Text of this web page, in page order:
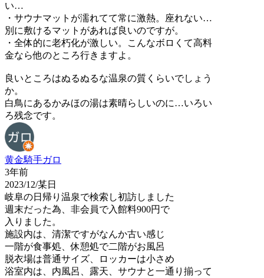
い…
・サウナマットが濡れてて常に激熱。座れない…
別に敷けるマットがあれば良いのですが。
・全体的に老朽化が激しい。こんなボロくて高料
金なら他のところ行きますよ。
良いところはぬるぬるな温泉の質くらいでしょう
か。
白鳥にあるかみほの湯は素晴らしいのに…いろい
ろ残念です。
黄金騎手ガロ
3年前
2023/12/某日
岐阜の日帰り温泉で検索し初訪しました
週末だった為、非会員で入館料900円で
入りました。
施設内は、清潔ですがなんか古い感じ
一階が食事処、休憩処で二階がお風呂
脱衣場は普通サイズ、ロッカーは小さめ
浴室内は、内風呂、露天、サウナと一通り揃って